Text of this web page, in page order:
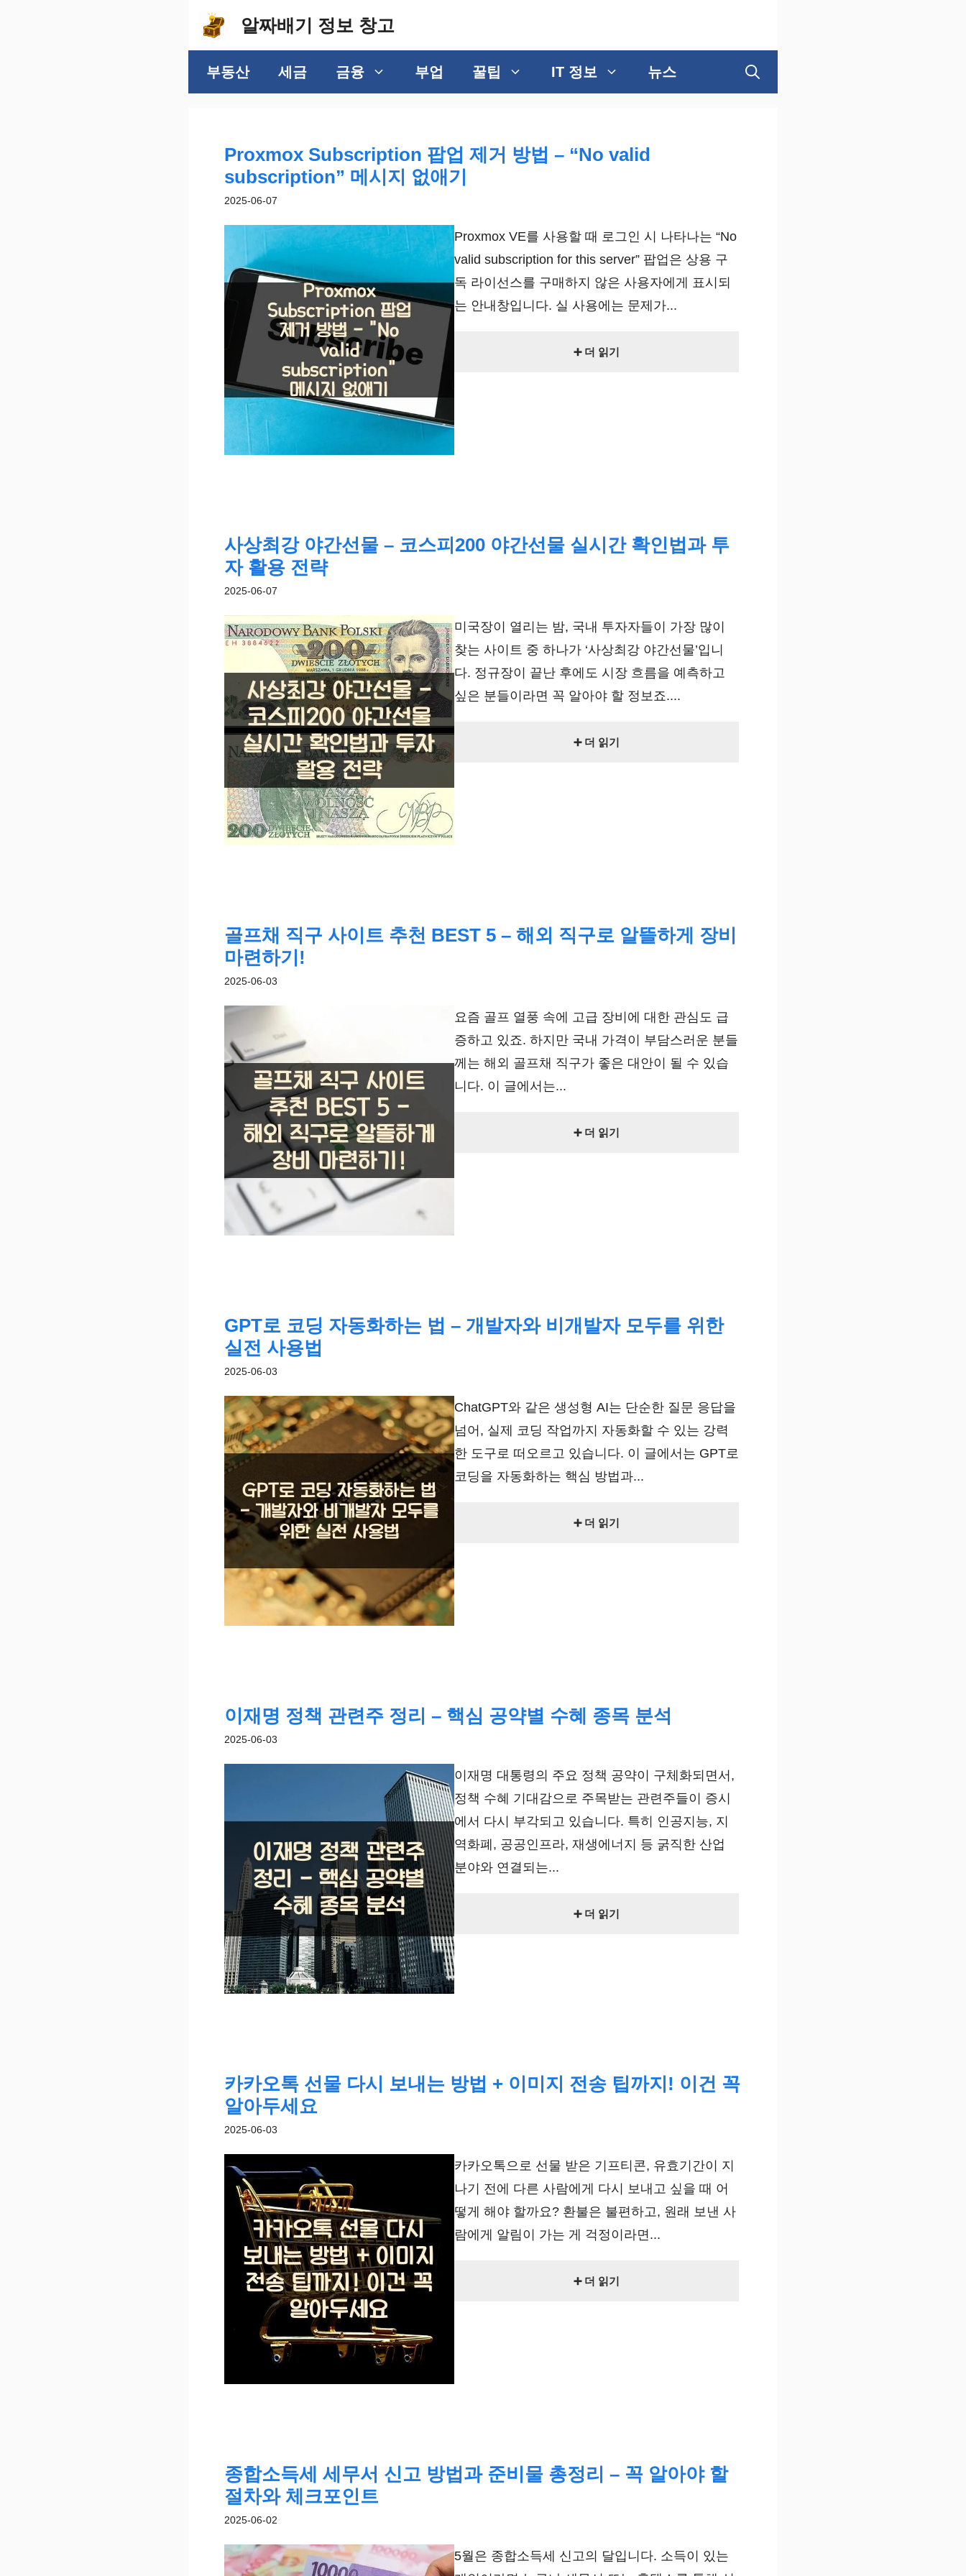
알짜배기 정보 창고
부동산 세금 금융 부업 꿀팁 IT 정보 뉴스
Proxmox Subscription 팝업 제거 방법 – “No valid
subscription” 메시지 없애기
2025-06-07
Proxmox VE를 사용할 때 로그인 시 나타나는 “No
valid subscription for this server” 팝업은 상용 구
독 라이선스를 구매하지 않은 사용자에게 표시되
는 안내창입니다. 실 사용에는 문제가...
➕ 더 읽기
사상최강 야간선물 – 코스피200 야간선물 실시간 확인법과 투
자 활용 전략
2025-06-07
미국장이 열리는 밤, 국내 투자자들이 가장 많이
찾는 사이트 중 하나가 ‘사상최강 야간선물’입니
다. 정규장이 끝난 후에도 시장 흐름을 예측하고
싶은 분들이라면 꼭 알아야 할 정보죠....
➕ 더 읽기
골프채 직구 사이트 추천 BEST 5 – 해외 직구로 알뜰하게 장비
마련하기!
2025-06-03
요즘 골프 열풍 속에 고급 장비에 대한 관심도 급
증하고 있죠. 하지만 국내 가격이 부담스러운 분들
께는 해외 골프채 직구가 좋은 대안이 될 수 있습
니다. 이 글에서는...
➕ 더 읽기
GPT로 코딩 자동화하는 법 – 개발자와 비개발자 모두를 위한
실전 사용법
2025-06-03
ChatGPT와 같은 생성형 AI는 단순한 질문 응답을
넘어, 실제 코딩 작업까지 자동화할 수 있는 강력
한 도구로 떠오르고 있습니다. 이 글에서는 GPT로
코딩을 자동화하는 핵심 방법과...
➕ 더 읽기
이재명 정책 관련주 정리 – 핵심 공약별 수혜 종목 분석
2025-06-03
이재명 대통령의 주요 정책 공약이 구체화되면서,
정책 수혜 기대감으로 주목받는 관련주들이 증시
에서 다시 부각되고 있습니다. 특히 인공지능, 지
역화폐, 공공인프라, 재생에너지 등 굵직한 산업
분야와 연결되는...
➕ 더 읽기
카카오톡 선물 다시 보내는 방법 + 이미지 전송 팁까지! 이건 꼭
알아두세요
2025-06-03
카카오톡으로 선물 받은 기프티콘, 유효기간이 지
나기 전에 다른 사람에게 다시 보내고 싶을 때 어
떻게 해야 할까요? 환불은 불편하고, 원래 보낸 사
람에게 알림이 가는 게 걱정이라면...
➕ 더 읽기
종합소득세 세무서 신고 방법과 준비물 총정리 – 꼭 알아야 할
절차와 체크포인트
2025-06-02
5월은 종합소득세 신고의 달입니다. 소득이 있는